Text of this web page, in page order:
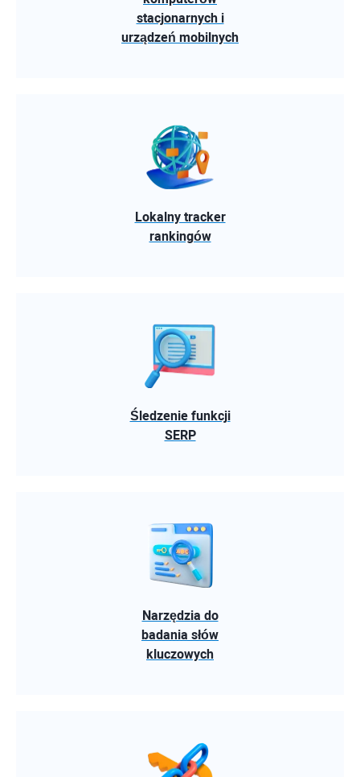
stacjonarnych i
urządzeń mobilnych
Lokalny tracker
rankingów
Śledzenie funkcji
SERP
Narzędzia do
badania słów
kluczowych